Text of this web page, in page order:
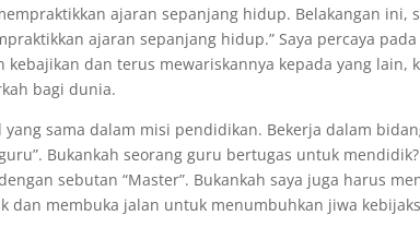
ajaran sepanjang hidup. Belakangan ini,
ajaran sepanjang hidup.” Saya percaya
kebajikan dan terus mewariskannya kepada yang lain,
bagi dunia.
sama dalam misi pendidikan. Bekerja dalam
Bukankah seorang guru bertugas untuk
sebutan “Master”. Bukankah saya juga harus
dan membuka jalan untuk menumbuhkan jiwa